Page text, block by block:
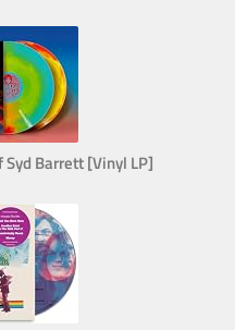
Syd Barrett [Vinyl LP]